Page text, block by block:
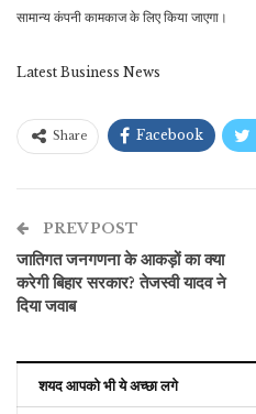
सामान्य कंपनी कामकाज के लिए किया जाएगा।
Latest Business News
Share Facebook
PREV POST
जातिगत जनगणना के आकड़ों का क्या
करेगी बिहार सरकार? तेजस्वी यादव ने
दिया जवाब
शयद आपको भी ये अच्छा लगे